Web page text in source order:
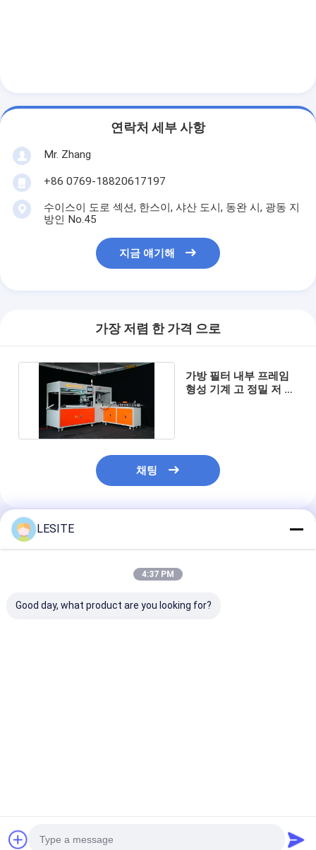
연락처 세부 사항
Mr. Zhang
+86 0769-18820617197
수이스이 도로 섹션, 한스이, 샤산 도시, 동완 시, 광동 지
방인 No.45
지금 얘기해
가장 저렴 한 가격 으로
가방 필터 내부 프레임
형성 기계 고 정밀 저 에
채팅
추천된 제품
LESITE
4:37 PM
Good day, what product are you looking for?